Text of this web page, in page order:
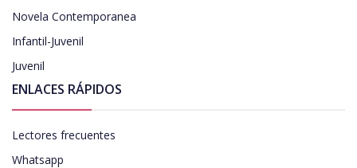
Novela Contemporanea
Infantil-Juvenil
Juvenil
ENLACES RÁPIDOS
Lectores frecuentes
Whatsapp